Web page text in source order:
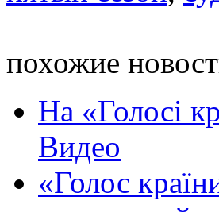
похожие
На «Голосі
Видео
«Голос